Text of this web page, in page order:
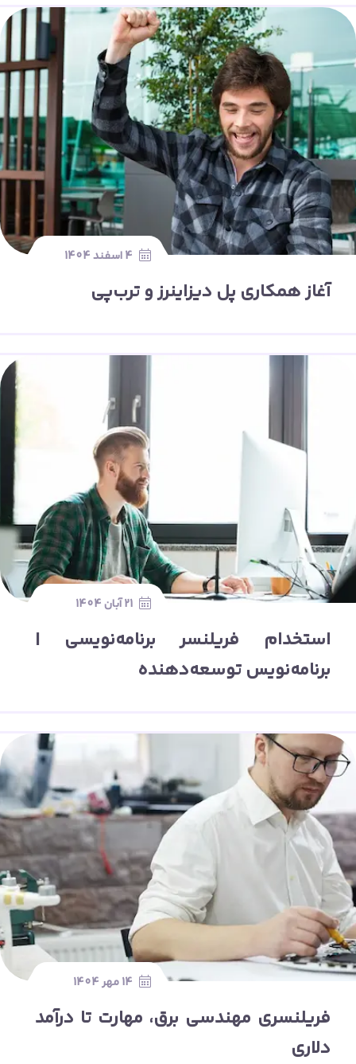
4 اسفند 1404
آغاز همکاری پل دیزاینرز و ترب‌پی
21 آبان 1404
استخدام فریلنسر برنامه‌نویسی |
برنامه‌نویس توسعه‌دهنده
14 مهر 1404
فریلنسری مهندسی برق، مهارت تا درآمد
دلاری